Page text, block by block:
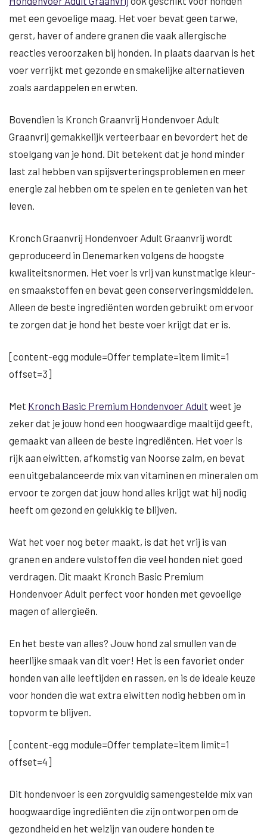
met een gevoelige maag. Het voer bevat geen tarwe,
gerst, haver of andere granen die vaak allergische
reacties veroorzaken bij honden. In plaats daarvan is het
voer verrijkt met gezonde en smakelijke alternatieven
zoals aardappelen en erwten.
Bovendien is Kronch Graanvrij Hondenvoer Adult
Graanvrij gemakkelijk verteerbaar en bevordert het de
stoelgang van je hond. Dit betekent dat je hond minder
last zal hebben van spijsverteringsproblemen en meer
energie zal hebben om te spelen en te genieten van het
leven.
Kronch Graanvrij Hondenvoer Adult Graanvrij wordt
geproduceerd in Denemarken volgens de hoogste
kwaliteitsnormen. Het voer is vrij van kunstmatige kleur-
en smaakstoffen en bevat geen conserveringsmiddelen.
Alleen de beste ingrediënten worden gebruikt om ervoor
te zorgen dat je hond het beste voer krijgt dat er is.
[content-egg module=Offer template=item limit=1
offset=3]
Met Kronch Basic Premium Hondenvoer Adult weet je
zeker dat je jouw hond een hoogwaardige maaltijd geeft,
gemaakt van alleen de beste ingrediënten. Het voer is
rijk aan eiwitten, afkomstig van Noorse zalm, en bevat
een uitgebalanceerde mix van vitaminen en mineralen om
ervoor te zorgen dat jouw hond alles krijgt wat hij nodig
heeft om gezond en gelukkig te blijven.
Wat het voer nog beter maakt, is dat het vrij is van
granen en andere vulstoffen die veel honden niet goed
verdragen. Dit maakt Kronch Basic Premium
Hondenvoer Adult perfect voor honden met gevoelige
magen of allergieën.
En het beste van alles? Jouw hond zal smullen van de
heerlijke smaak van dit voer! Het is een favoriet onder
honden van alle leeftijden en rassen, en is de ideale keuze
voor honden die wat extra eiwitten nodig hebben om in
topvorm te blijven.
[content-egg module=Offer template=item limit=1
offset=4]
Dit hondenvoer is een zorgvuldig samengestelde mix van
hoogwaardige ingrediënten die zijn ontworpen om de
gezondheid en het welzijn van oudere honden te